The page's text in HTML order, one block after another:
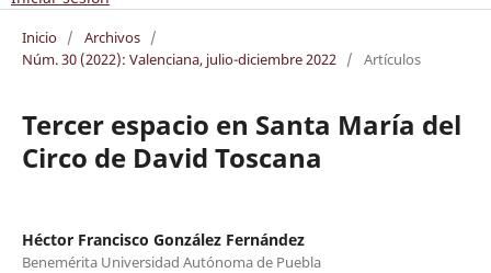
Inicio / Archivos /
Núm. 30 (2022): Valenciana, julio-diciembre 2022 / Artículos
Tercer espacio en Santa María del
Circo de David Toscana
Héctor Francisco González Fernández
Benemérita Universidad Autónoma de Puebla